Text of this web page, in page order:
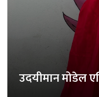
उदयीमान मोडेल